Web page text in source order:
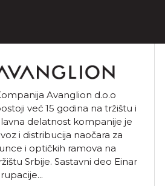
Avanglion d.o.o
već 15 godina na tržištu i
delatnost kompanije je
i distribucija naočara za
i optičkih ramova na
Srbije. Sastavni deo Einar